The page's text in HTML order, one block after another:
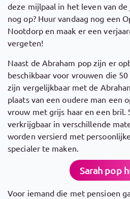
deze mijlpaal in het leven van de
nog op? Huur vandaag nog een
Nootdorp en maak er een
vergeten!
Naast de Abraham pop zijn er
beschikbaar voor vrouwen die
zijn vergelijkbaar met de
plaats van een oudere man een
vrouw met grijs haar en een bril.
verkrijgbaar in verschillende
worden versierd met
specialer te maken.
Sarah pop
Voor iemand die met pensioen